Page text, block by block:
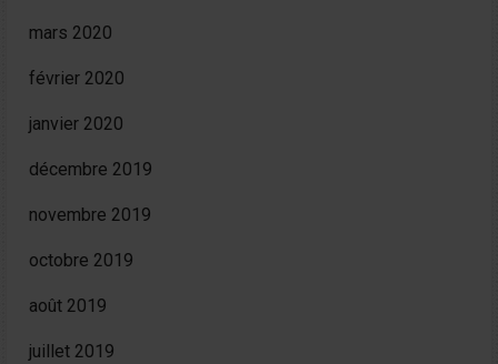
mars 2020
février 2020
janvier 2020
décembre 2019
novembre 2019
octobre 2019
août 2019
juillet 2019